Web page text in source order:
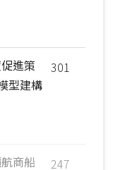
301
進策
型建構
247
商船